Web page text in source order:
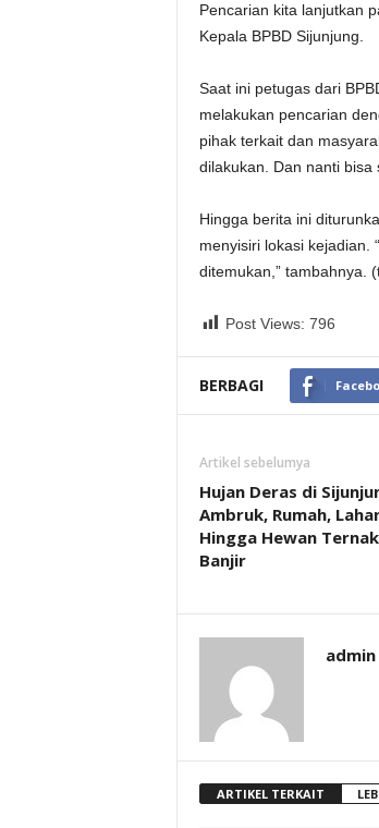
Pencarian kita lanjutkan
Kepala BPBD Sijunjung.
Saat ini petugas dari
melakukan pencarian
pihak terkait dan
dilakukan. Dan nanti bisa
Hingga berita ini
menyisiri lokasi kejadian.
ditemukan,” tambahnya.
Post Views: 796
BERBAGI
Artikel sebelumya
Hujan Deras di
Ambruk, Rumah,
Hingga Hewan
Banjir
admin
ARTIKEL TERKAIT